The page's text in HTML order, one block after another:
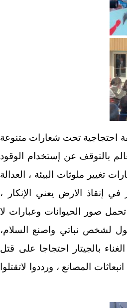
احتجاجية تحت شعارات متنوعة
بالتوقف عن إستخدام الوقود
تغيير ملوثات البيئة ، العدالة
في إنقاذ الارض يعني الإنكار ،
تحمل صور الحيوانات وعبارات لا
لشخص نباتي واصنع السلام،
بالجيتار احتجاجا على قتل
المصانع ، ورددوا لاتقتلوا